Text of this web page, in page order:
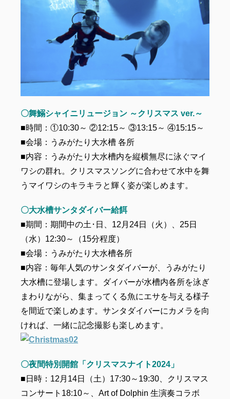
〇舞鰯シャイニリュージョン ～クリスマス ver.～
■時間：①10:30～ ②12:15～ ③13:15～ ④15:15～
■会場：うみがたり大水槽 各所
■内容：うみがたり大水槽内を縦横無尽に泳ぐマイ
ワシの群れ。クリスマスソングに合わせて水中を舞
うマイワシのキラキラと輝く姿が楽しめます。
〇大水槽サンタダイバー給餌
■期間：期間中の土･日、12月24日（火）、25日
（水）12:30～（15分程度）
■会場：うみがたり大水槽各所
■内容：毎年人気のサンタダイバーが、うみがたり
大水槽に登場します。ダイバーが水槽内各所を泳ぎ
まわりながら、集まってくる魚にエサを与える様子
を間近で楽しめます。サンタダイバーにカメラを向
ければ、一緒に記念撮影も楽しめます。
〇夜間特別開館「クリスマスナイト2024」
■日時：12月14日（土）17:30～19:30、クリスマス
コンサート18:10～、Art of Dolphin 生演奏コラボ